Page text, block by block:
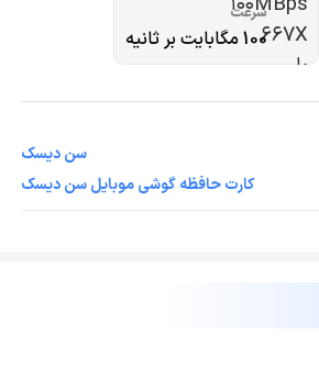
سرعت
100 مگابایت بر ثانیه
سن ديسک
کارت حافظه گوشی موبایل سن ديسک